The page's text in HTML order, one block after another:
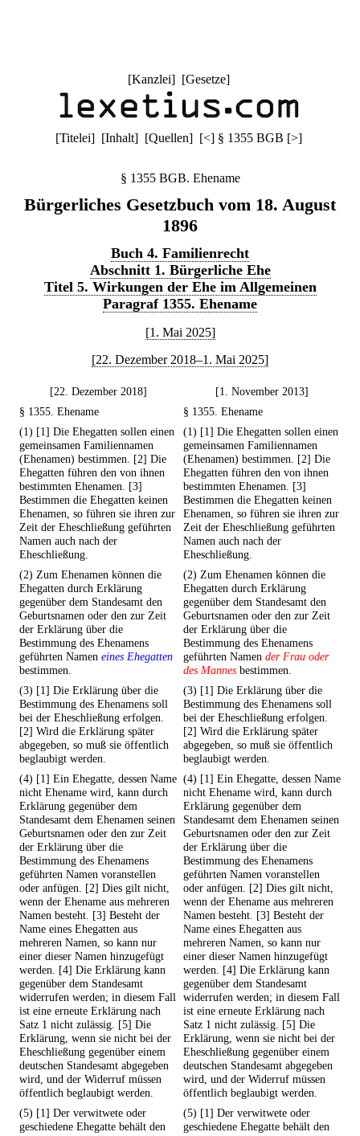
[Kanzlei] [Gesetze]
[Titelei] [Inhalt] [Quellen] [<] § 1355 BGB [>]
§ 1355 BGB. Ehename
Bürgerliches Gesetzbuch vom 18. August
1896
Buch 4. Familienrecht
Abschnitt 1. Bürgerliche Ehe
Titel 5. Wirkungen der Ehe im Allgemeinen
Paragraf 1355. Ehename
[1. Mai 2025]
[22. Dezember 2018–1. Mai 2025]
[22. Dezember 2018]
[1. November 2013]
§ 1355. Ehename
§ 1355. Ehename
(1) [1] Die Ehegatten sollen einen
gemeinsamen Familiennamen
(Ehenamen) bestimmen. [2] Die
Ehegatten führen den von ihnen
bestimmten Ehenamen. [3]
Bestimmen die Ehegatten keinen
Ehenamen, so führen sie ihren zur
Zeit der Eheschließung geführten
Namen auch nach der
Eheschließung.
(1) [1] Die Ehegatten sollen einen
gemeinsamen Familiennamen
(Ehenamen) bestimmen. [2] Die
Ehegatten führen den von ihnen
bestimmten Ehenamen. [3]
Bestimmen die Ehegatten keinen
Ehenamen, so führen sie ihren zur
Zeit der Eheschließung geführten
Namen auch nach der
Eheschließung.
(2) Zum Ehenamen können die
Ehegatten durch Erklärung
gegenüber dem Standesamt den
Geburtsnamen oder den zur Zeit
der Erklärung über die
Bestimmung des Ehenamens
geführten Namen eines Ehegatten
bestimmen.
(2) Zum Ehenamen können die
Ehegatten durch Erklärung
gegenüber dem Standesamt den
Geburtsnamen oder den zur Zeit
der Erklärung über die
Bestimmung des Ehenamens
geführten Namen der Frau oder
des Mannes bestimmen.
(3) [1] Die Erklärung über die
Bestimmung des Ehenamens soll
bei der Eheschließung erfolgen.
[2] Wird die Erklärung später
abgegeben, so muß sie öffentlich
beglaubigt werden.
(3) [1] Die Erklärung über die
Bestimmung des Ehenamens soll
bei der Eheschließung erfolgen.
[2] Wird die Erklärung später
abgegeben, so muß sie öffentlich
beglaubigt werden.
(4) [1] Ein Ehegatte, dessen Name
nicht Ehename wird, kann durch
Erklärung gegenüber dem
Standesamt dem Ehenamen seinen
Geburtsnamen oder den zur Zeit
der Erklärung über die
Bestimmung des Ehenamens
geführten Namen voranstellen
oder anfügen. [2] Dies gilt nicht,
wenn der Ehename aus mehreren
Namen besteht. [3] Besteht der
Name eines Ehegatten aus
mehreren Namen, so kann nur
einer dieser Namen hinzugefügt
werden. [4] Die Erklärung kann
gegenüber dem Standesamt
widerrufen werden; in diesem Fall
ist eine erneute Erklärung nach
Satz 1 nicht zulässig. [5] Die
Erklärung, wenn sie nicht bei der
Eheschließung gegenüber einem
deutschen Standesamt abgegeben
wird, und der Widerruf müssen
öffentlich beglaubigt werden.
(4) [1] Ein Ehegatte, dessen Name
nicht Ehename wird, kann durch
Erklärung gegenüber dem
Standesamt dem Ehenamen seinen
Geburtsnamen oder den zur Zeit
der Erklärung über die
Bestimmung des Ehenamens
geführten Namen voranstellen
oder anfügen. [2] Dies gilt nicht,
wenn der Ehename aus mehreren
Namen besteht. [3] Besteht der
Name eines Ehegatten aus
mehreren Namen, so kann nur
einer dieser Namen hinzugefügt
werden. [4] Die Erklärung kann
gegenüber dem Standesamt
widerrufen werden; in diesem Fall
ist eine erneute Erklärung nach
Satz 1 nicht zulässig. [5] Die
Erklärung, wenn sie nicht bei der
Eheschließung gegenüber einem
deutschen Standesamt abgegeben
wird, und der Widerruf müssen
öffentlich beglaubigt werden.
(5) [1] Der verwitwete oder
geschiedene Ehegatte behält den
(5) [1] Der verwitwete oder
geschiedene Ehegatte behält den